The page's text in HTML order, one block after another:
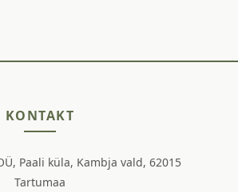
KONTAKT
Paali küla, Kambja vald, 62015
Tartumaa